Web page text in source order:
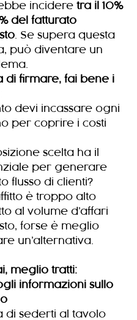
incidere tra il 10%
del fatturato
. Se supera questa
può diventare un
di firmare, fai bene i
devi incassare ogni
per coprire i costi
scelta ha il
per generare
flusso di clienti?
è troppo alto
al volume d’affari
forse è meglio
un’alternativa.
meglio tratti:
informazioni sullo
di sederti al tavolo